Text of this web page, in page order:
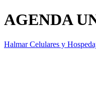
AGENDA
Halmar Celulares y